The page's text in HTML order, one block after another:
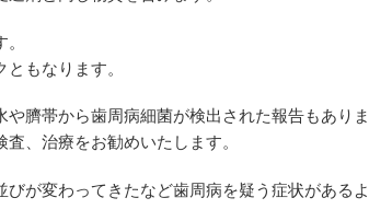
もなります。
臍帯から歯周病細菌が検出された報告もありま
、治療をお勧めいたします。
が変わってきたなど歯周病を疑う症状があるよ